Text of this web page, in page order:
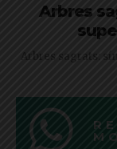
Arbres
Arbres sagrats: